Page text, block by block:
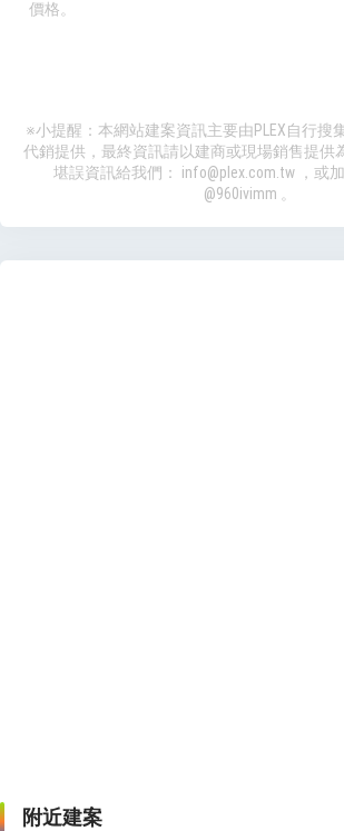
價格。
※小提醒：本網站建案資訊主要由PLEX自行搜
代銷提供，最終資訊請以建商或現場銷售提供
堪誤資訊給我們： info@plex.com.tw ，或
@960ivimm 。
附近建案